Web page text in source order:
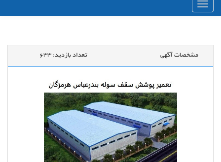
منوی
اصلی
مشخصات آگهی تعداد بازدید: 633